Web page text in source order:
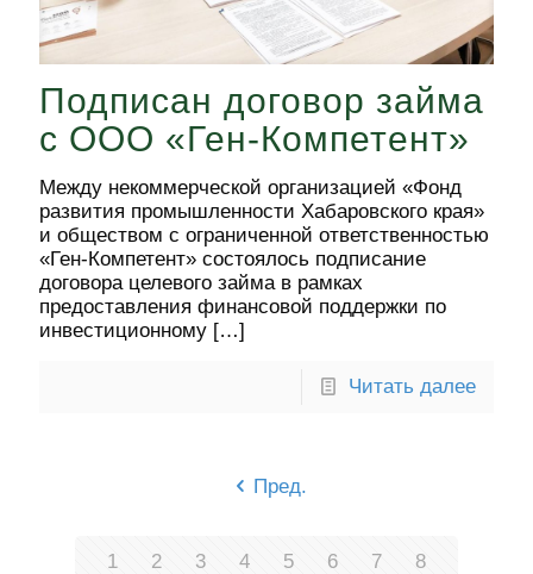
Подписан договор займа
с ООО «Ген-Компетент»
Между некоммерческой организацией «Фонд
развития промышленности Хабаровского края»
и обществом с ограниченной ответственностью
«Ген-Компетент» состоялось подписание
договора целевого займа в рамках
предоставления финансовой поддержки по
инвестиционному […]
Читать далее
Пред.
1 2 3 4 5 6 7
8